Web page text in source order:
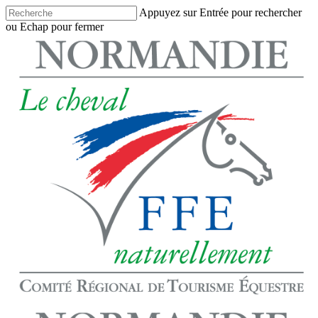
Skip
to
Appuyez sur Entrée pour rechercher
ou Echap pour fermer